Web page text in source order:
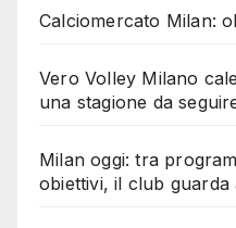
Calciomercato Milan:
Vero Volley Milano
una stagione da
Milan oggi: tra
obiettivi, il club